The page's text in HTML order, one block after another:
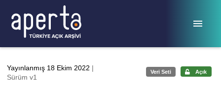
Yayınlanmış 18 Ekim 2022 |
Sürüm v1
Veri Seti Açık